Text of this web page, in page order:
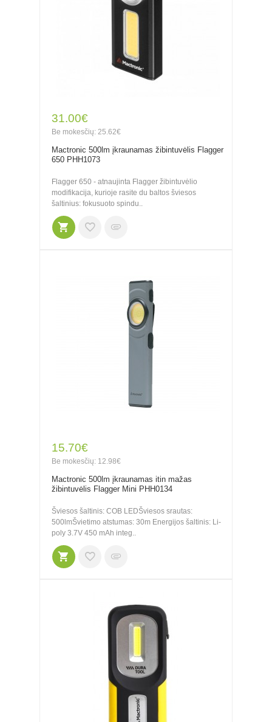
31.00€
Be mokesčių: 25.62€
Mactronic 500lm įkraunamas žibintuvėlis Flagger
650 PHH1073
Flagger 650 - atnaujinta Flagger žibintuvėlio
modifikacija, kurioje rasite du baltos šviesos
šaltinius: fokusuoto spindu..
15.70€
Be mokesčių: 12.98€
Mactronic 500lm įkraunamas itin mažas
žibintuvėlis Flagger Mini PHH0134
Šviesos šaltinis: COB LEDŠviesos srautas:
500lmŠvietimo atstumas: 30m Energijos šaltinis: Li-
poly 3.7V 450 mAh integ..